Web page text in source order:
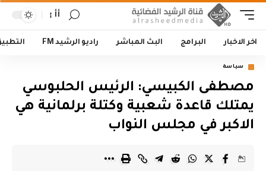
أأ
اخر الاخبار البرامج البث المباشر راديو الرشيد FM
سياسة
مصطفى الكبيسي: الرئيس الحلبوسي
يمتلك قاعدة شعبية وكتلة برلمانية هي
الاكبر في مجلس النواب